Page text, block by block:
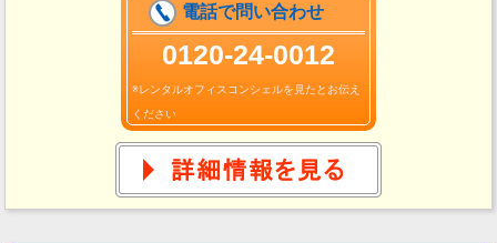
電話で問い合わせ
0120-24-0012
※レンタルオフィスコンシェルを見たとお伝え
ください